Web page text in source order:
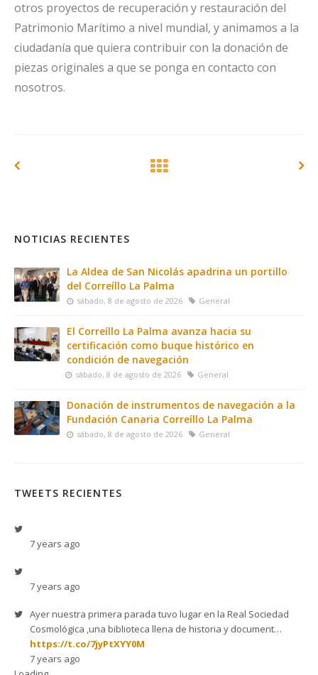
otros proyectos de recuperación y restauración del
Patrimonio Marítimo a nivel mundial, y animamos a la
ciudadanía que quiera contribuir con la donación de
piezas originales a que se ponga en contacto con
nosotros.
NOTICIAS RECIENTES
La Aldea de San Nicolás apadrina un portillo
del Correíllo La Palma
sábado, 8 de agosto de 2026 General
El Correíllo La Palma avanza hacia su
certificación como buque histórico en
condición de navegación
sábado, 8 de agosto de 2026 General
Donación de instrumentos de navegación a la
Fundación Canaria Correíllo La Palma
sábado, 8 de agosto de 2026 General
TWEETS RECIENTES
7 years ago
7 years ago
Ayer nuestra primera parada tuvo lugar en la Real Sociedad
Cosmológica ,una biblioteca llena de historia y document…
https://t.co/7jyPtXYY0M
7 years ago